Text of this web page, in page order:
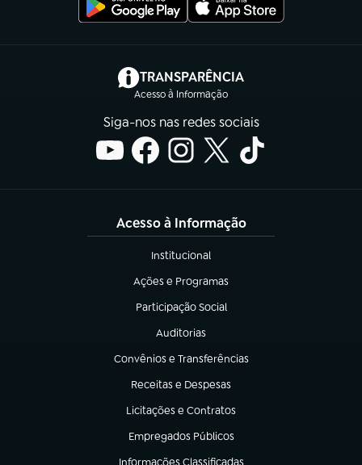
TRANSPARÊNCIA
Acesso à Informação
(abre em nova aba)
Siga-nos nas redes sociais
Acesso à Informação
Institucional
(abre em nova aba)
Ações e Programas
(abre em nova aba)
Participação Social
(abre em nova aba)
Auditorias
(abre em nova aba)
Convênios e Transferências
(abre em nova aba)
Receitas e Despesas
(abre em nova aba)
Licitações e Contratos
(abre em nova aba)
Empregados Públicos
(abre em nova aba)